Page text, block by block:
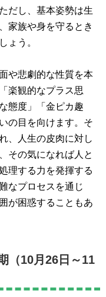
だし、基本姿勢は生
家族や身を守るとき
ょう。
や悲劇的な性質を本
楽観的なプラス思
態度」「金ピカ趣
の目を向けます。そ
、人生の皮肉に対し
その気になれば人と
理する力を発揮する
なプロセスを通じ
が困惑することもあ
（10月26日～11